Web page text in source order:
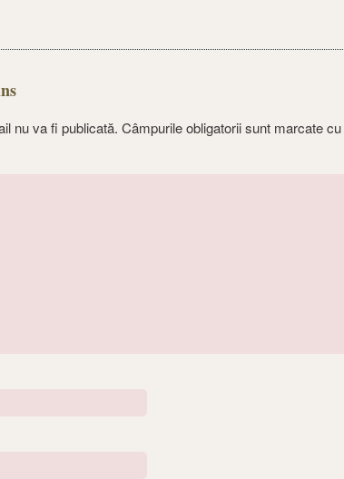
nu va fi publicată. Câmpurile obligatorii sunt marcate cu